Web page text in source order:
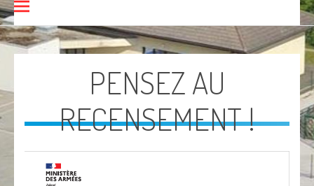
PENSEZ AU
RECENSEMENT !